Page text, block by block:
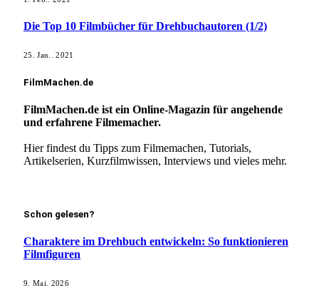
Die Top 10 Filmbücher für Drehbuchautoren (1/2)
25. Jan.. 2021
FilmMachen.de
FilmMachen.de ist ein Online-Magazin für angehende
und erfahrene Filmemacher.
Hier findest du Tipps zum Filmemachen, Tutorials,
Artikelserien, Kurzfilmwissen, Interviews und vieles mehr.
Schon gelesen?
Charaktere im Drehbuch entwickeln: So funktionieren
Filmfiguren
9. Mai. 2026